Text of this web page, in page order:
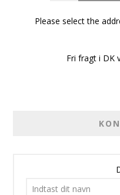
Please select the
Fri fragt i DK